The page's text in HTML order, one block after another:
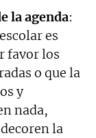
la agenda:
es
favor los
o que la
y
nada,
la